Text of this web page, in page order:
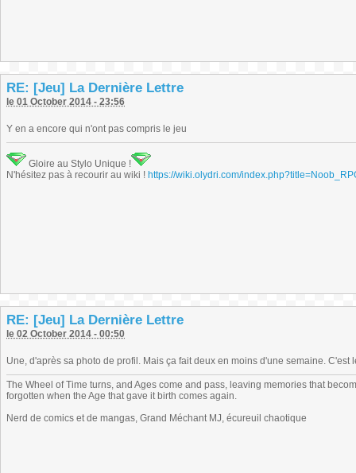
RE: [Jeu] La Dernière Lettre
le 01 October 2014 - 23:56
Y en a encore qui n'ont pas compris le jeu
Gloire au Stylo Unique !
N'hésitez pas à recourir au wiki ! https://wiki.olydri.com/
RE: [Jeu] La Dernière Lettre
le 02 October 2014 - 00:50
Une, d'après sa photo de profil. Mais ça fait deux en moins d'une semaine. C'est
The Wheel of Time turns, and Ages come and pass, leaving memories that
forgotten when the Age that gave it birth comes again.
Nerd de comics et de mangas, Grand Méchant MJ, écureuil chaotique